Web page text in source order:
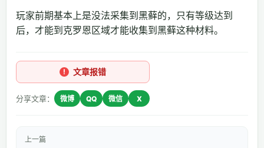
玩家前期基本上是没法采集到黑藓的，只有等级达到
后，才能到克罗恩区域才能收集到黑藓这种材料。
文章报错
分享文章： 微博 QQ 微信 X
上一篇